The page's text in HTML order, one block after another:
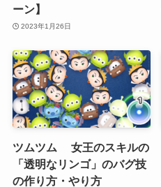
ーン】
2023年1月26日
ツムツム 女王のスキルの
「透明なリンゴ」のバグ技
の作り方・やり方